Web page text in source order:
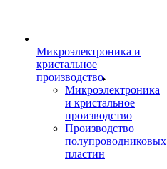
Микроэлектроника и
кристальное
производство
Микроэлектроника
и кристальное
производство
Производство
полупроводниковых
пластин